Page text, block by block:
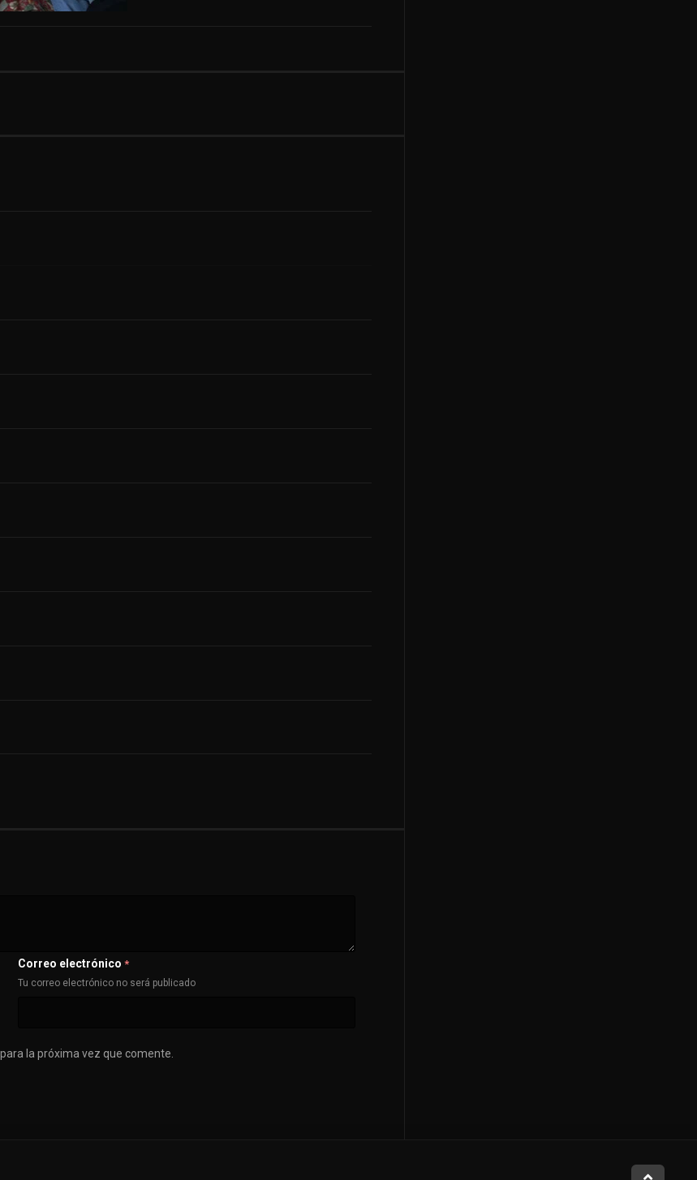
Correo electrónico *
Tu correo electrónico no será publicado
la próxima vez que comente.